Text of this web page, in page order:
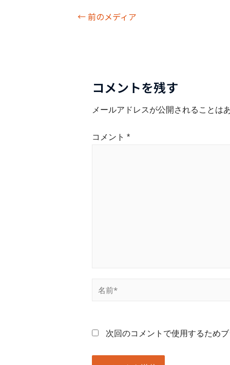
←前のメディア
コメントを残す
メールアドレスが公開されることは
コメント *
次回のコメントで使用するため